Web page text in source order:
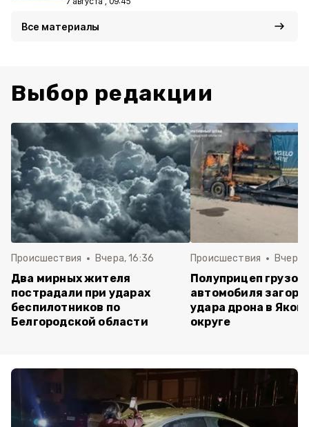
Все материалы
Выбор редакции
Происшествия Вчера, 16:36
Два мирных жителя
пострадали при ударах
беспилотников по
Белгородской области
Происшествия Вчера,
Полуприцеп
автомобиля
удара дрона в
округе